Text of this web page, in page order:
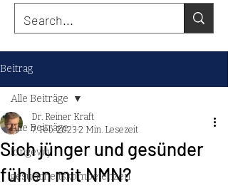
Beitrag
Alle Beiträge
longevity
gesundheitskompetenzen
Alle Beiträge
Sich jünger und gesünder
fühlen mit NMN?
Dr. Reiner Kraft
7. Feb. 2023 2 Min. Lesezeit